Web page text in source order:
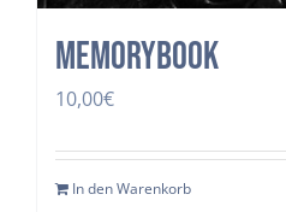
Memorybook
10,00€
In den Warenkorb